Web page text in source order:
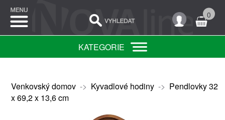
0
KATEGORIE
Venkovský domov-> Kyvadlové hodiny-> Pendlovky 32
x 69,2 x 13,6 cm